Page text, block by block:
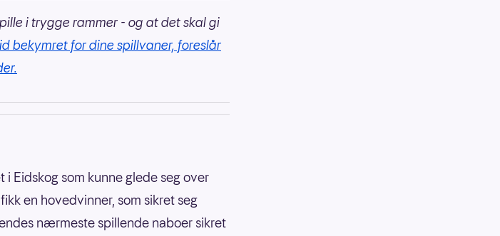
i trygge rammer - og at det skal gi
bekymret for dine spillvaner, foreslår
Eidskog som kunne glede seg over
en hovedvinner, som sikret seg
nærmeste spillende naboer sikret